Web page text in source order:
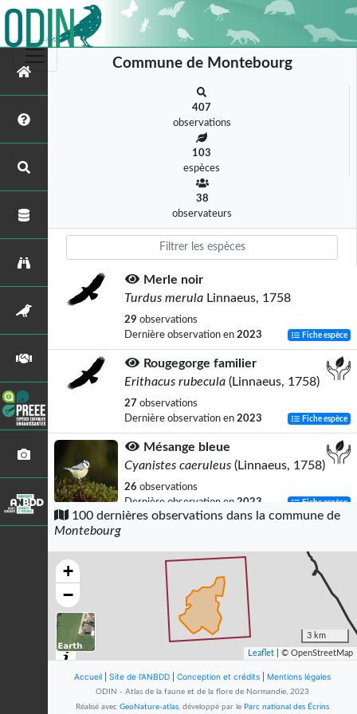
Commune de Montebourg
407
observations
103
espèces
38
observateurs
Merle noir
Turdus merula Linnaeus, 1758
29 observations
Dernière observation en 2023 Fiche espèce
Rougegorge familier
Erithacus rubecula (Linnaeus, 1758)
27 observations
Dernière observation en 2023 Fiche espèce
Mésange bleue
Cyanistes caeruleus (Linnaeus, 1758)
26 observations
Dernière observation en 2023 Fiche espèce
Parus majorLinnaeus, 1758
observations
Dernière observation en
2023 Fiche espèce
Moineau domestique
Passer domesticus
(Linnaeus, 1758)
Étourneau sansonnet
100 dernières observations dans la commune de
Montebourg
+
−
3 km
Leaflet | © OpenStreetMap
Accueil Site de l'ANBDD Conception et crédits Mentions légales
ODIN - Atlas de la faune et de la flore de Normandie, 2023
Réalisé avec GeoNature-atlas, développé par le Parc national des Écrins